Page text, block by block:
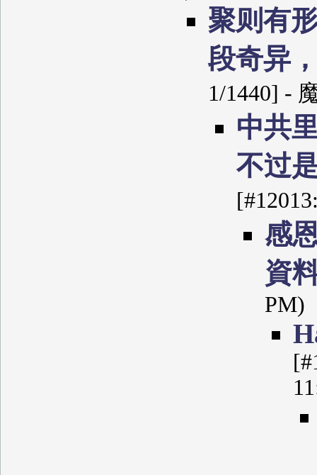
聚则有
段奇异
1/1440] -
中共
不过
感
資
PM)